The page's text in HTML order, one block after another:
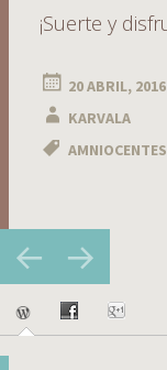
¡Suerte y
20 ABRIL, 2016
KARVALA
Navegador
de
artículos